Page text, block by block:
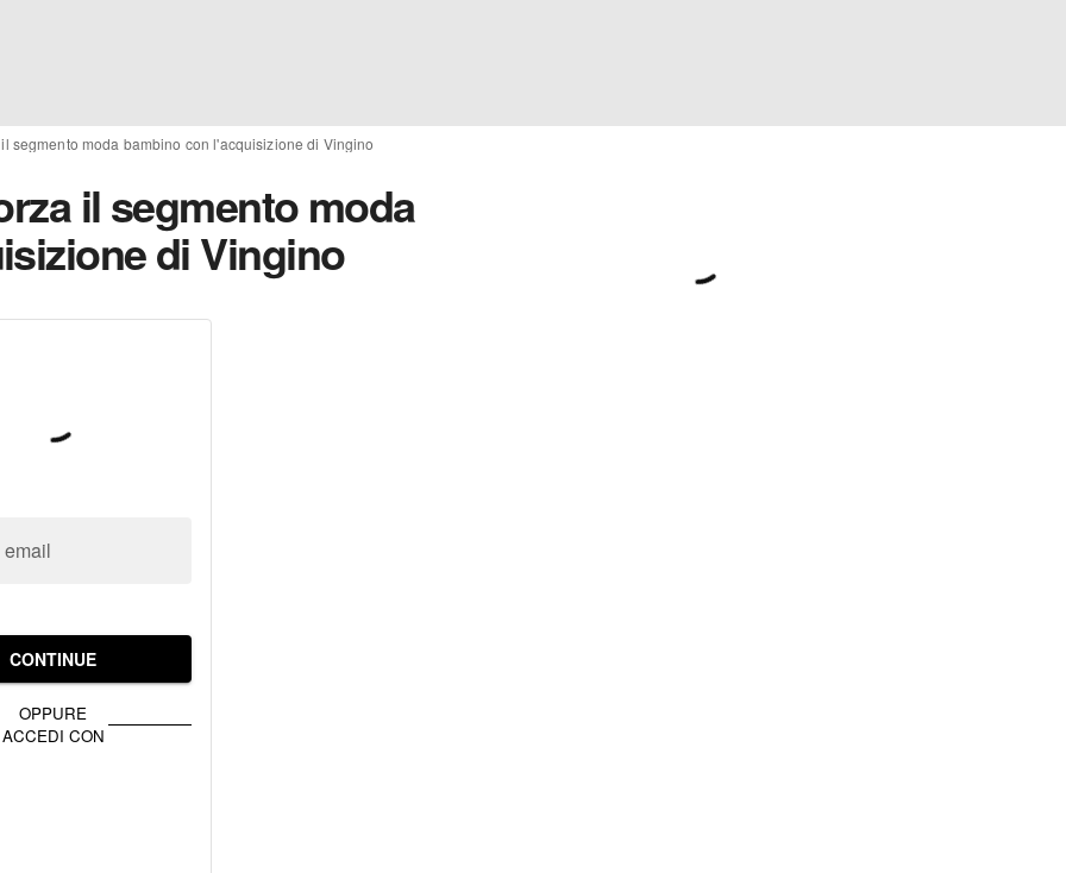
segmento moda bambino con l'acquisizione di Vingino
il segmento moda
di Vingino
CONTINUE
OPPURE
ACCEDI CON